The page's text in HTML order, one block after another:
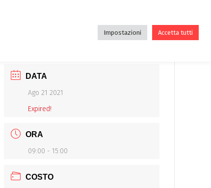
ASSOCIAZIONE BLOG
DATA
Ago 21 2021
Expired!
ORA
09:00 - 15:00
COSTO
Impostazioni Accetta tutti